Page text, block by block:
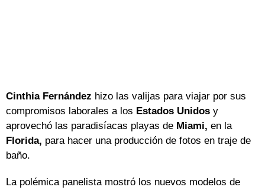
Cinthia Fernández hizo las valijas para viajar por sus
compromisos laborales a los Estados Unidos y
aprovechó las paradisíacas playas de Miami, en la
Florida, para hacer una producción de fotos en traje de
baño.
La polémica panelista mostró los nuevos modelos de